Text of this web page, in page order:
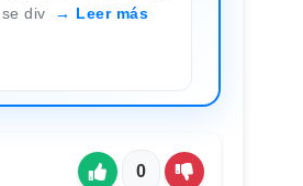
div
Leer más
0